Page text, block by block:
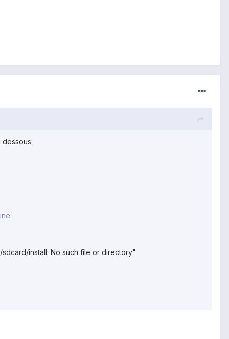
install: No such file or directory"